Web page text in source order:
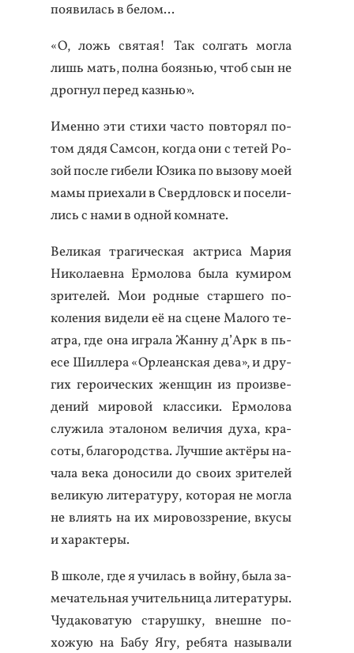
по­яви­лась в бе­лом...
«О, ложь свя­тая! Так сол­гать мог­ла
лишь мать, пол­на бо­язнью, чтоб сын не
дрог­нул пе­ред казнью».
Имен­но эти сти­хи час­то пов­то­рял по­
том дя­дя Сам­сон, ког­да они с те­тей Ро­
зой пос­ле ги­бели Юзи­ка по вы­зову мо­ей
ма­мы при­еха­ли в Свер­дловск и по­сели­
лись с на­ми в од­ной ком­на­те.
Ве­ликая тра­гичес­кая ак­три­са Ма­рия
Ни­кола­ев­на Ер­мо­лова бы­ла ку­миром
зри­телей. Мои род­ные стар­ше­го по­
коле­ния ви­дели её на сце­не Ма­лого те­
ат­ра, где она иг­ра­ла Жан­ну д’Арк в пь­
есе Шил­ле­ра «Ор­ле­ан­ская де­ва», и дру­
гих ге­ро­ичес­ких жен­щин из про­из­ве­
дений ми­ровой клас­си­ки. Ер­мо­лова
слу­жила эта­лоном ве­личия ду­ха, кра­
соты, бла­городс­тва. Луч­шие ак­тё­ры на­
чала ве­ка до­носи­ли до сво­их зри­телей
ве­ликую ли­тера­туру, ко­торая не мог­ла
не вли­ять на их ми­ровоз­зре­ние, вку­сы
и ха­рак­те­ры.
В шко­ле, где я учи­лась в вой­ну, бы­ла за­
меча­тель­ная учи­тель­ни­ца ли­тера­туры.
Чу­дако­ватую ста­руш­ку, внеш­не по­
хожую на Ба­бу Ягу, ре­бята на­зыва­ли